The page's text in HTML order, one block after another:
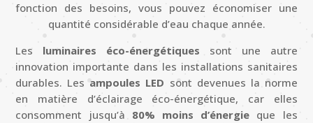
fonction des besoins, vous pouvez économiser une
quantité considérable d’eau chaque année.
Les luminaires éco-énergétiques sont une autre
innovation importante dans les installations sanitaires
durables. Les ampoules LED sont devenues la norme
en matière d’éclairage éco-énergétique, car elles
consomment jusqu’à 80% moins d’énergie que les